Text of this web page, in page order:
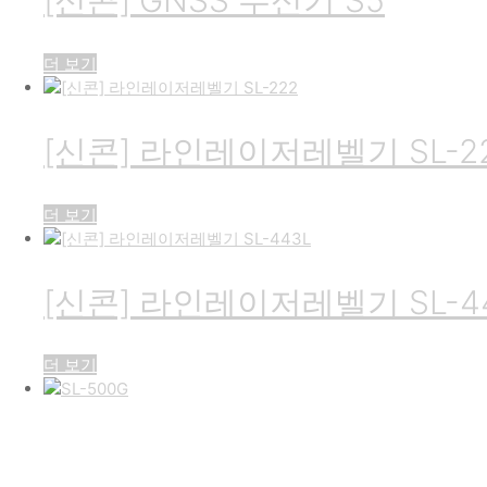
더 보기
[신콘] 라인레이저레벨기 SL-
더 보기
[신콘] 라인레이저레벨기 SL-
더 보기